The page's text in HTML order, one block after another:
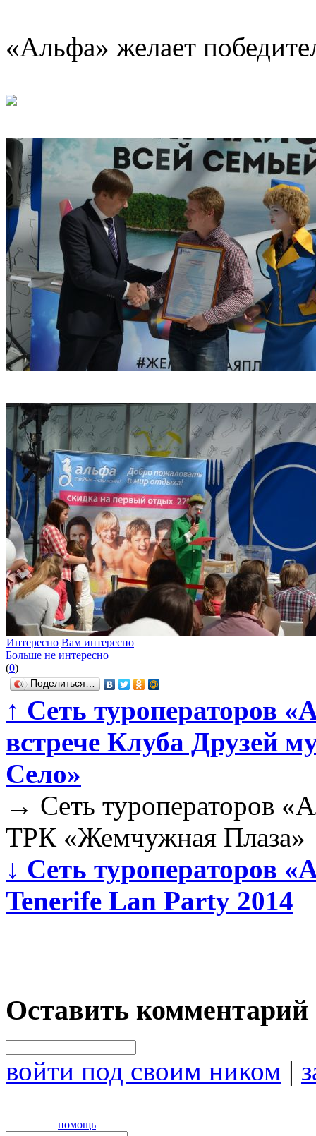
«Альфа» желает
Интересно Вам интересно
Больше не интересно
(0)
Поделиться…
↑ Сеть туроператоров
встрече Клуба Друзей
Село»
→ Сеть туроператоров
ТРК «Жемчужная Плаза»
↓ Сеть туроператоров
Tenerife Lan Party 2014
Оставить комментарий
войти под своим ником |
помощь